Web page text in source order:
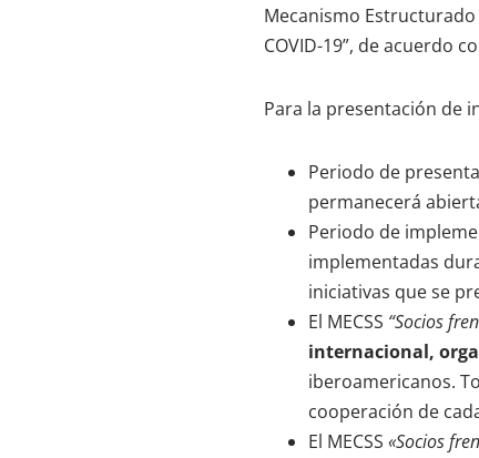
Mecanismo Estructurado
COVID-19”, de acuerdo
Para la presentación de
Periodo de
permanecerá
Periodo de
implementadas
iniciativas que se
El MECSS “Socios
internacional,
iberoamericanos.
cooperación de
El MECSS «Socios